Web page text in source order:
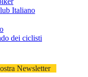
dei ciclisti
Newsletter